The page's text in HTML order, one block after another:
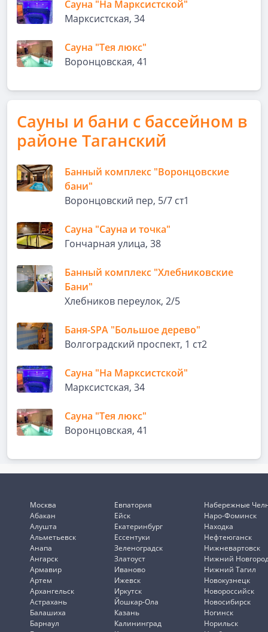
Сауна "На Марксистской"
Марксистская, 34
Сауна "Тея люкс"
Воронцовская, 41
Сауны и бани с бассейном в
районе Таганский
Банный комплекс "Воронцовские
бани"
Воронцовский пер, 5/7 ст1
Сауна "Сауна и точка"
Гончарная улица, 38
Банный комплекс "Хлебниковские
Бани"
Хлебников переулок, 2/5
Баня-SPA "Большое дерево"
Волгоградский проспект, 1 ст2
Сауна "На Марксистской"
Марксистская, 34
Сауна "Тея люкс"
Воронцовская, 41
Москва
Абакан
Алушта
Альметьевск
Анапа
Ангарск
Армавир
Артем
Архангельск
Астрахань
Балашиха
Барнаул
Евпатория
Ейск
Екатеринбург
Ессентуки
Зеленоградск
Златоуст
Иваново
Ижевск
Иркутск
Йошкар-Ола
Казань
Калининград
Набережные
Наро-Фоминск
Находка
Нефтеюганск
Нижневартовск
Нижний
Нижний Тагил
Новокузнецк
Новороссийск
Новосибирск
Ногинск
Норильск